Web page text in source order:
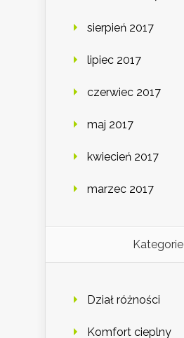
sierpień 2017
lipiec 2017
czerwiec 2017
maj 2017
kwiecień 2017
marzec 2017
Kategorie
Dział różności
Komfort cieplny